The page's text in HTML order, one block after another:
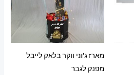
מארז ג'וני ווקר בלאק לייבל
מפנק לגבר